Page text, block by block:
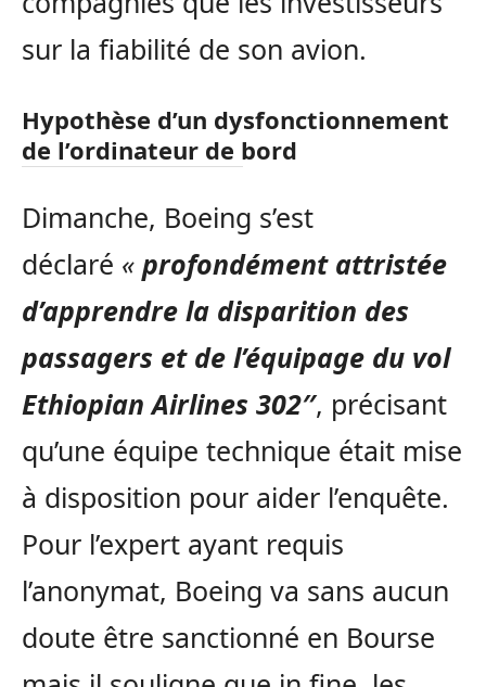
sur la fiabilité de son avion.
Hypothèse d’un dysfonctionnement
de l’ordinateur de bord
Dimanche, Boeing s’est
déclaré « profondément attristée
d’apprendre la disparition des
passagers et de l’équipage du vol
Ethiopian Airlines 302″, précisant
qu’une équipe technique était mise
à disposition pour aider l’enquête.
Pour l’expert ayant requis
l’anonymat, Boeing va sans aucun
doute être sanctionné en Bourse